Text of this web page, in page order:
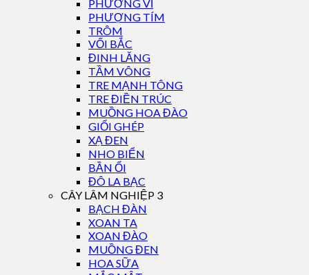
PHƯỢNG VĨ
PHƯỢNG TÍM
TRÔM
VỐI BẮC
ĐINH LĂNG
TẦM VÔNG
TRE MẠNH TÔNG
TRE ĐIỀN TRÚC
MUỒNG HOA ĐÀO
GIỔI GHÉP
XẠ ĐEN
NHO BIỂN
BẦN ỔI
ĐÔ LA BẠC
CÂY LÂM NGHIỆP 3
BẠCH ĐÀN
XOAN TA
XOAN ĐÀO
MUỒNG ĐEN
HOA SỮA